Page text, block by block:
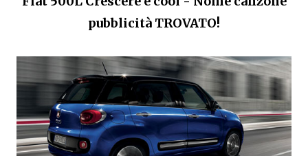
pubblicità TROVATO!